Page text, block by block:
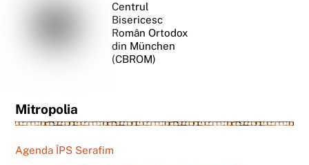
Centrul
Bisericesc
Român Ortodox
din München
(CBROM)
Mitropolia
Agenda ÎPS Serafim